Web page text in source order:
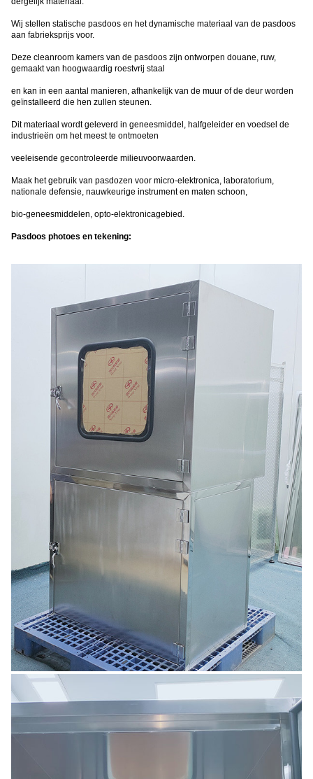
Wij stellen statische pasdoos en het dynamische materiaal van de pasdoos
aan fabrieksprijs voor.
Deze cleanroom kamers van de pasdoos zijn ontworpen douane, ruw,
gemaakt van hoogwaardig roestvrij staal
en kan in een aantal manieren, afhankelijk van de muur of de deur worden
geïnstalleerd die hen zullen steunen.
Dit materiaal wordt geleverd in geneesmiddel, halfgeleider en voedsel de
industrieën om het meest te ontmoeten
veeleisende gecontroleerde milieuvoorwaarden.
Maak het gebruik van pasdozen voor micro-elektronica, laboratorium,
nationale defensie, nauwkeurige instrument en maten schoon,
bio-geneesmiddelen, opto-elektronicagebied.
Pasdoos photoes en tekening: